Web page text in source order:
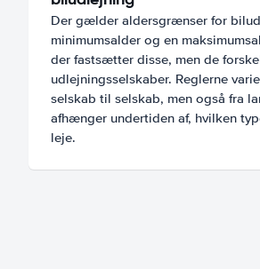
Der gælder aldersgrænser for
minimumsalder og en
der fastsætter disse, men de
udlejningsselskaber. Reglerne
selskab til selskab, men også fra
afhænger undertiden af, hvilken
leje.